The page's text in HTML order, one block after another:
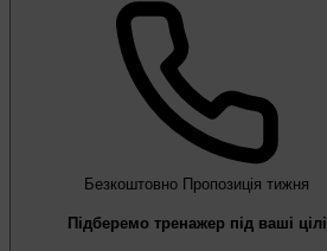
Безкоштовно Пропозиція тижня
Підберемо тренажер під ваші цілі